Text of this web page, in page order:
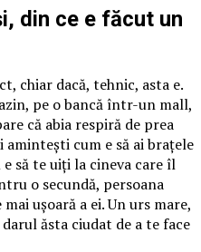
din ce e făcut un
chiar dacă, tehnic, asta e.
pe o bancă într-un mall,
că abia respiră de prea
cum e să ai brațele
e să te uiți la cineva care îl
o secundă, persoana
ușoară a ei. Un urs mare,
ăsta ciudat de a te face